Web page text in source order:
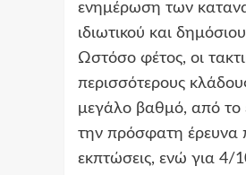
ενημέρωση των
ιδιωτικού και
Ωστόσο φέτος, οι
περισσότερους
μεγάλο βαθμό, από το
την πρόσφατη έρευνα
εκπτώσεις, ενώ για 4/